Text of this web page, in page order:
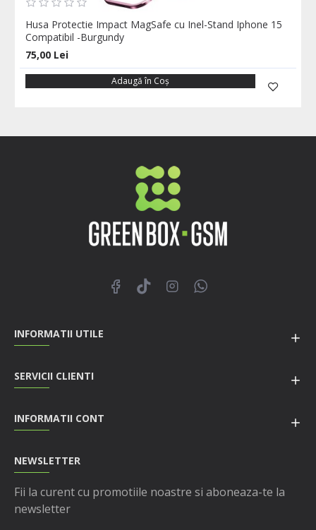
Husa Protectie Impact MagSafe cu Inel-Stand Iphone 15
Compatibil -Burgundy
75,00 Lei
Adaugă în Coş
INFORMATII UTILE
SERVICII CLIENTI
INFORMATII CONT
NEWSLETTER
Fii la curent cu promotiile noastre si aboneaza-te la
newsletter